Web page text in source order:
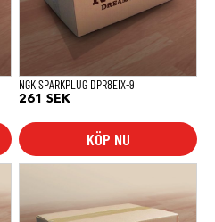
NGK SPARKPLUG DPR8EIX-9
261 SEK
KÖP NU